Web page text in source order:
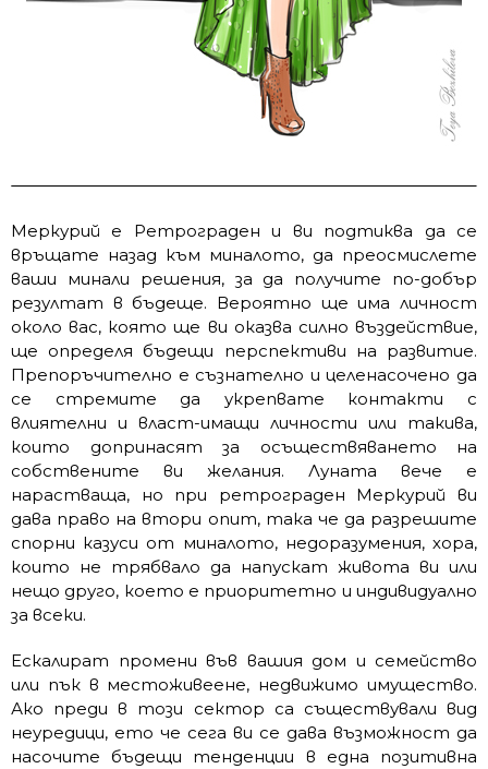
Меркурий е Ретрограден и ви подтиква да се
връщате назад към миналото, да преосмислете
ваши минали решения, за да получите по-добър
резултат в бъдеще. Вероятно ще има личност
около вас, която ще ви оказва силно въздействие,
ще определя бъдещи перспективи на развитие.
Препоръчително е съзнателно и целенасочено да
се стремите да укрепвате контакти с
влиятелни и власт-имащи личности или такива,
които допринасят за осъществяването на
собствените ви желания. Луната вече е
нарастваща, но при ретрограден Меркурий ви
дава право на втори опит, така че да разрешите
спорни казуси от миналото, недоразумения, хора,
които не трябвало да напускат живота ви или
нещо друго, което е приоритетно и индивидуално
за всеки.
Ескалират промени във вашия дом и семейство
или пък в местоживеене, недвижимо имущество.
Ако преди в този сектор са съществували вид
неуредици, ето че сега ви се дава възможност да
насочите бъдещи тенденции в една позитивна